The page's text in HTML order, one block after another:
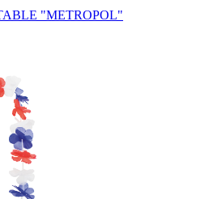
"METROPOL"